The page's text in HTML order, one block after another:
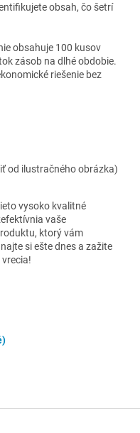
obsah, čo šetrí
obsahuje 100 kusov
zásob na dlhé obdobie.
riešenie bez
od ilustračného obrázka)
vysoko kvalitné
vaše
ktorý vám
si ešte dnes a zažite